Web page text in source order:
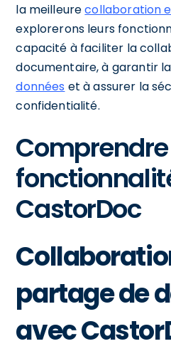
la meilleurecollaboration
explorerons leurs
capacité à faciliter la
documentaire, à garantir la
données et à assurer la
confidentialité.
CastorDoc
partage de
avec